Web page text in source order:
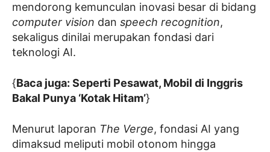
mendorong kemunculan inovasi besar di bidang
computer vision dan speech recognition,
sekaligus dinilai merupakan fondasi dari
teknologi AI.
{Baca juga: Seperti Pesawat, Mobil di Inggris
Bakal Punya ‘Kotak Hitam’}
Menurut laporan The Verge, fondasi AI yang
dimaksud meliputi mobil otonom hingga